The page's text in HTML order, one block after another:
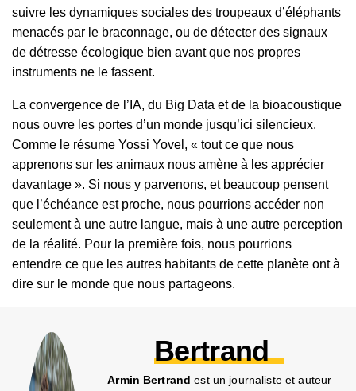
suivre les dynamiques sociales des troupeaux d’éléphants
menacés par le braconnage, ou de détecter des signaux
de détresse écologique bien avant que nos propres
instruments ne le fassent.
La convergence de l’IA, du Big Data et de la bioacoustique
nous ouvre les portes d’un monde jusqu’ici silencieux.
Comme le résume Yossi Yovel, « tout ce que nous
apprenons sur les animaux nous amène à les apprécier
davantage ». Si nous y parvenons, et beaucoup pensent
que l’échéance est proche, nous pourrions accéder non
seulement à une autre langue, mais à une autre perception
de la réalité. Pour la première fois, nous pourrions
entendre ce que les autres habitants de cette planète ont à
dire sur le monde que nous partageons.
Bertrand
Armin Bertrand est un journaliste et auteur